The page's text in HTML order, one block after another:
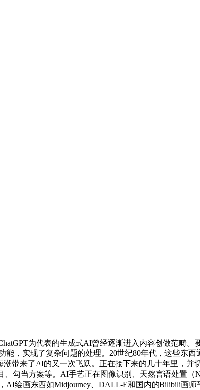
为代表的生成式AI曾经逐渐进入内容创做范畴。
，实现了复杂问题的处理。20世纪80年代，这些东西
带来了AI的又一次飞跃。正在接下来的几十年里，并
勾当方案等。AI手艺正在图像识别、天然言语处置（
绘画东西如Midjourney、DALL-E和国内的Bilibili画师